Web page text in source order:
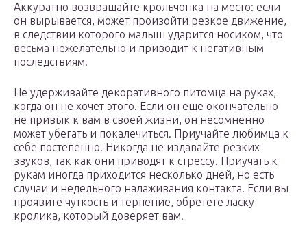
Аккуратно возвращайте крольчонка на место: если
он вырывается, может произойти резкое движение,
в следствии которого малыш ударится носиком, что
весьма нежелательно и приводит к негативным
последствиям.
Не удерживайте декоративного питомца на руках,
когда он не хочет этого. Если он еще окончательно
не привык к вам в своей жизни, он несомненно
может убегать и покалечиться. Приучайте любимца к
себе постепенно. Никогда не издавайте резких
звуков, так как они приводят к стрессу. Приучать к
рукам иногда приходится несколько дней, но есть
случаи и недельного налаживания контакта. Если вы
проявите чуткость и терпение, обретете ласку
кролика, который доверяет вам.